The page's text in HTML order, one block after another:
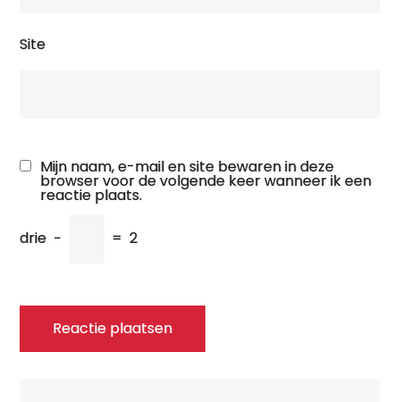
Site
Mijn naam, e-mail en site bewaren in deze
browser voor de volgende keer wanneer ik een
reactie plaats.
drie − = 2